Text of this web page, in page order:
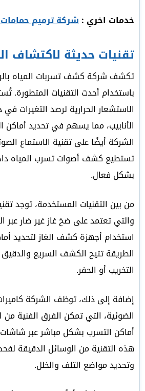
خدمات اخري :شركة ترميم حمامات
تقنيات حديثة لاكتشاف
تكشف شركة كشف تسربات المياه
باستخدام أحدث التقنيات المتطورة.
الاستشعار الحرارية لرصد التغيرات
الأنابيب، مما يسهم في تحديد أماكن
الشركة أيضًا على تقنية الاستماع
تستطيع كشف أصوات تسرب المياه
بشكل فعال.
من بين التقنيات المستخدمة، توجد
والتي تعتمد على ضخ غاز غير ضار عبر
استخدام أجهزة كشف الغاز لتحديد
الطريقة تتيح الكشف السريع
التخريب أو الحفر.
إضافة إلى ذلك، توظف الشركة
الضوئية، التي تمكن الفرق الفنية من
أماكن التسرب بشكل مباشر عبر
هذه التقنية من الوسائل الدقيقة
وتحديد مواضع التلف والخلل.